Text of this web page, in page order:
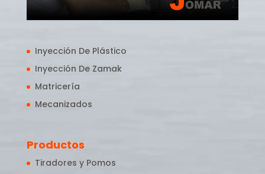
Inyección De Plástico
Inyección De Zamak
Matricería
Mecanizados
Productos
Tiradores y Pomos